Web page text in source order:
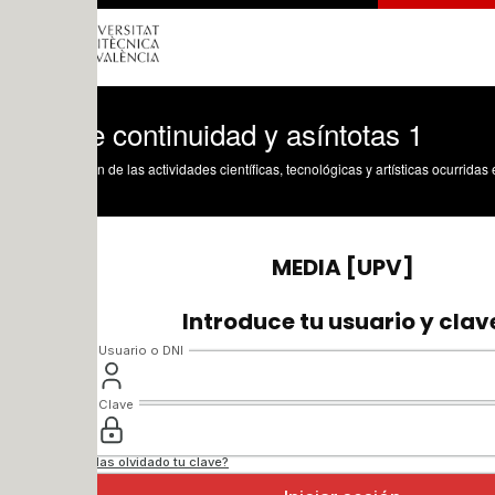
continuidad y asíntotas 1
de las actividades científicas, tecnológicas y artísticas ocurridas en los tres